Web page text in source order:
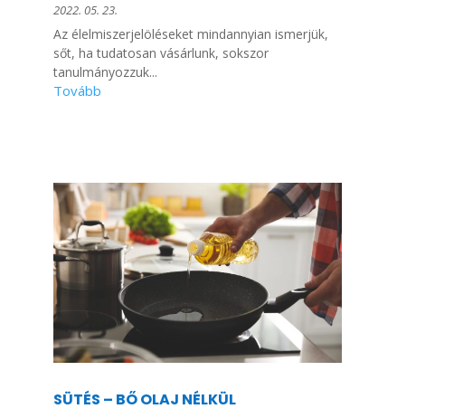
2022. 05. 23.
Az élelmiszerjelöléseket mindannyian ismerjük,
sőt, ha tudatosan vásárlunk, sokszor
tanulmányozzuk...
SÜTÉS – BŐ OLAJ NÉLKÜL